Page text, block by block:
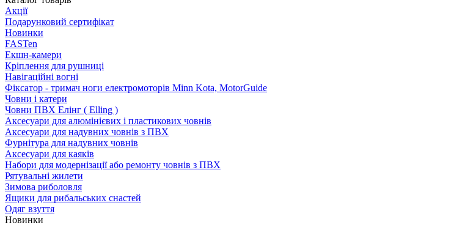
Акції
Подарунковий сертифікат
Новинки
FASTen
Екшн-камери
Кріплення для рушниці
Навігаційні вогні
Фіксатор - тримач ноги електромоторів Minn Kota, MotorGuide
Човни і катери
Човни ПВХ Елінг ( Elling )
Аксесуари для алюмінієвих і пластикових човнів
Аксесуари для надувних човнів з ПВХ
Фурнітура для надувних човнів
Аксесуари для каяків
Набори для модернізації або ремонту човнів з ПВХ
Рятувальні жилети
Зимова риболовля
Ящики для рибальських снастей
Одяг взуття
Новинки